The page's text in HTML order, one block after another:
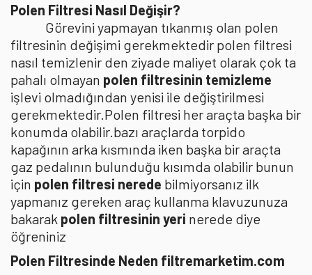
Polen Filtresi Nasıl Değişir?
Görevini yapmayan tıkanmış olan polen
filtresinin değişimi gerekmektedir polen filtresi
nasıl temizlenir den ziyade maliyet olarak çok ta
pahalı olmayan polen filtresinin temizleme
işlevi olmadığından yenisi ile değiştirilmesi
gerekmektedir.Polen filtresi her araçta başka bir
konumda olabilir.bazı araçlarda torpido
kapağının arka kısmında iken başka bir araçta
gaz pedalının bulunduğu kısımda olabilir bunun
için polen filtresi nerede bilmiyorsanız ilk
yapmanız gereken araç kullanma klavuzunuza
bakarak polen filtresinin yeri nerede diye
öğreniniz
Polen Filtresinde Neden filtremarketim.com